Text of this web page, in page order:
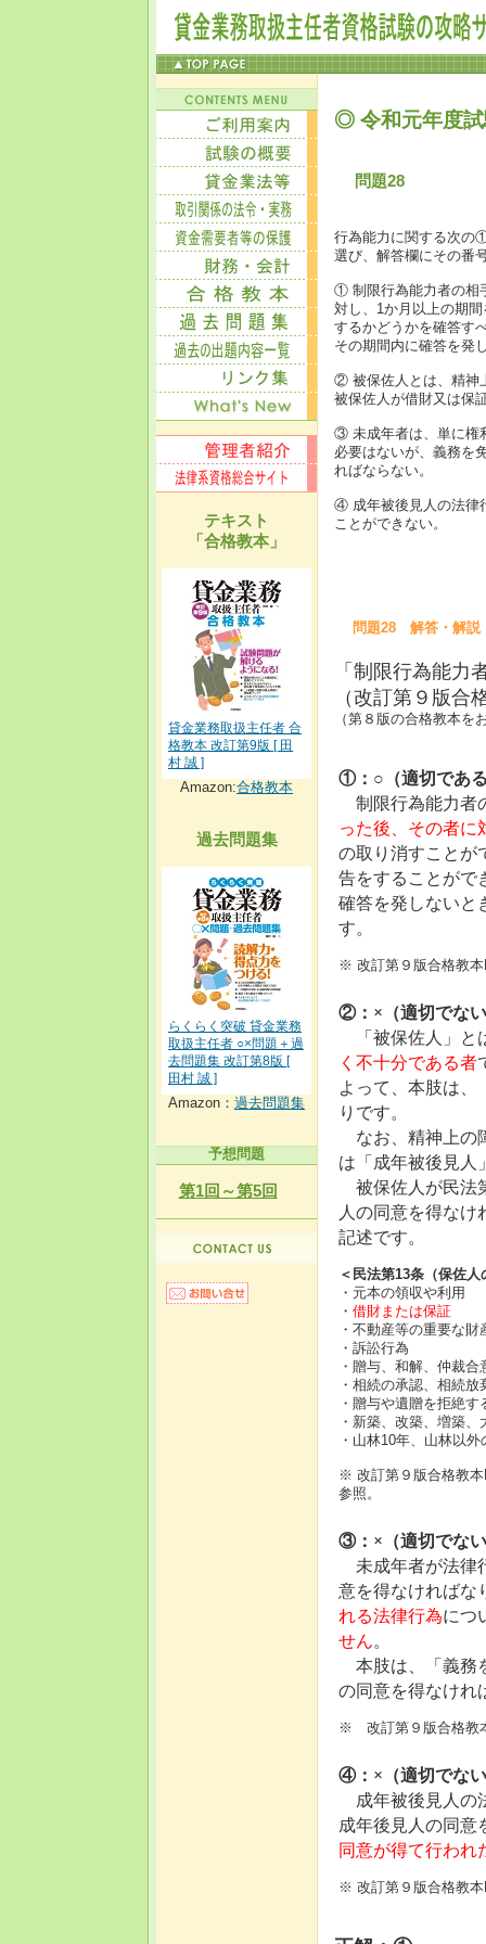
テキスト
「合格教本」
貸金業務取扱主任者 合
格教本 改訂第9版 [ 田
村 誠 ]
Amazon:合格教本
過去問題集
らくらく突破 貸金業務
取扱主任者 ○×問題＋過
去問題集 改訂第8版 [
田村 誠 ]
Amazon： 過去問題集
予想問題
第1回～第5回
◎ 令和元年度
問題28
行為能力に関する次の
選び、解答欄にその番
① 制限行為能力者の相
対し、1か月以上の期
するかどうかを確答す
その期間内に確答を発
② 被保佐人とは、精神
被保佐人が借財又は保
③ 未成年者は、単に権
必要はないが、義務を
ればならない。
④ 成年被後見人の法律
ことができない。
問題28 解答・解説
「制限行為能力
（改訂第９版合
（第８版の合格教本を
①：○（適切であ
制限行為能力者
った後、その者に
の取り消すことが
告をすることがで
確答を発しないと
す。
※ 改訂第９版合格教
②：×（適切でな
「被保佐人」と
く不十分である者
よって、本肢は
りです。
なお、精神上の
は「成年被後見人
被保佐人が民法
人の同意を得な
記述です。
＜民法第13条（保佐
・元本の領収や利用
・ 借財または保証
・不動産等の重要な
・訴訟行為
・贈与、和解、仲裁合
・相続の承認、相続放
・贈与や遺贈を拒絶
・新築、改築、増築、
・山林10年、山林以
※ 改訂第９版合格教
参照。
③：×（適切でな
未成年者が法律
意を得なければな
れる法律行為につ
せん。
本肢は、「義務
の同意を得なけれ
※ 改訂第９版合格教
④：×（適切でな
成年被後見人の
成年後見人の同意
同意が得て行われ
※ 改訂第９版合格教